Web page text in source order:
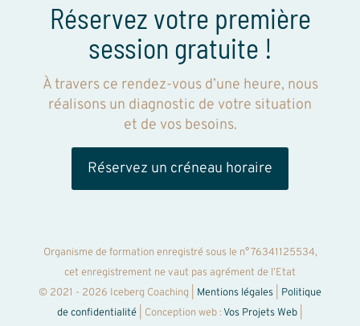
Réservez votre première
session gratuite !
À travers ce rendez-vous d’une heure, nous
réalisons un diagnostic de votre situation
et de vos besoins.
Réservez un créneau horaire
Organisme de formation enregistré sous le n° 76341125534,
cet enregistrement ne vaut pas agrément de l’Etat
© 2021 - 2026 Iceberg Coaching | Mentions légales
Politique
de confidentialité | Conception web :Vos Projets Web